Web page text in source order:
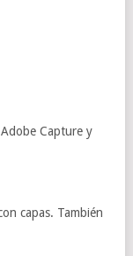
Capture y
capas. También